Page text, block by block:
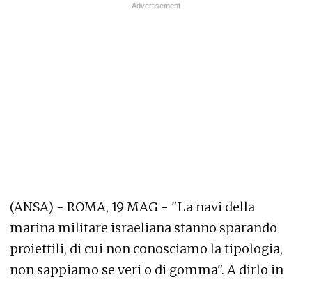
(ANSA) - ROMA, 19 MAG - "La navi della
marina militare israeliana stanno sparando
proiettili, di cui non conosciamo la tipologia,
non sappiamo se veri o di gomma". A dirlo in